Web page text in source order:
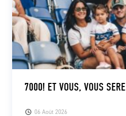
06 Août 2026
7000! ET VOUS, VOUS